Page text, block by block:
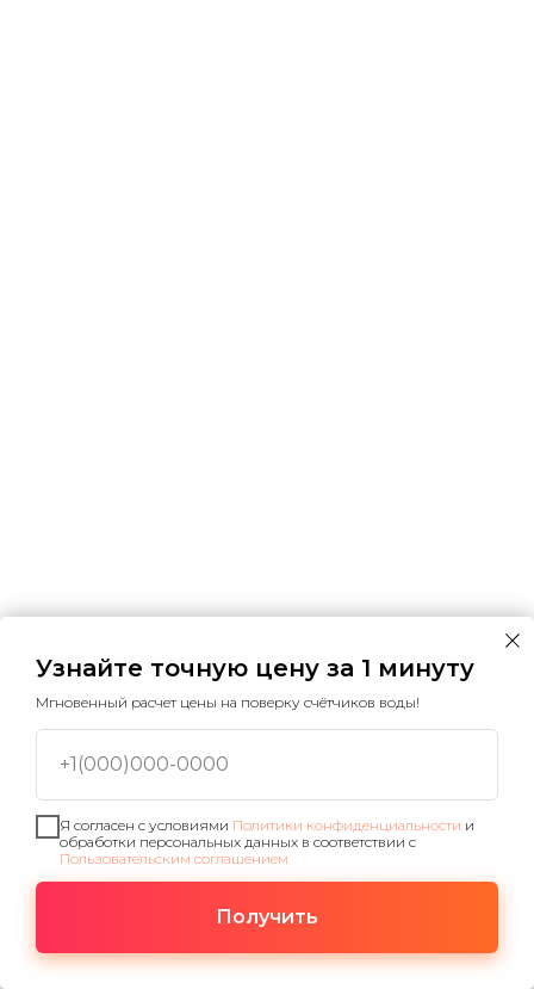
Узнайте точную цену за 1 минуту
Мгновенный расчет цены на поверку счётчиков воды!
+1(000)000-0000
Я согласен с условиями Политики конфиденциальности и
обработки персональных данных в соответствии с
Пользовательским соглашением
Получить
Наш сайт использует файлы cookie, чтобы улучшить
удобство. Продолжая пользоваться сайтом, Вы
данных